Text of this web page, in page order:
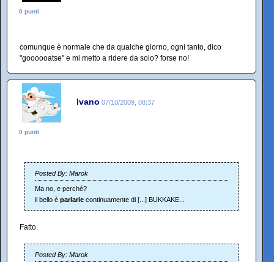
0 punti
comunque è normale che da qualche giorno, ogni tanto, dico
"goooooatse" e mi metto a ridere da solo? forse no!
Ivano 07/10/2009, 08:37
0 punti
Posted By: Marok
Ma no, e perché?
il bello è parlarle continuamente di [...] BUKKAKE...
Fatto.
Posted By: Marok